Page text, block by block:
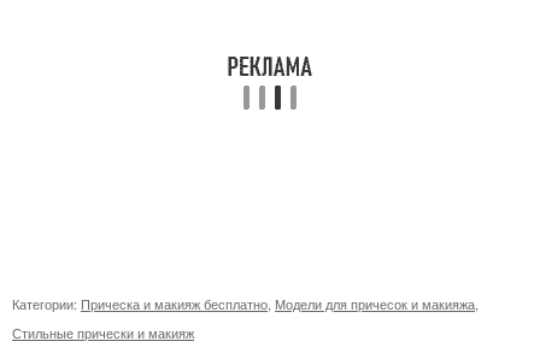
Категории: Прическа и макияж бесплатно Модели для причесок и макияжа
Стильные прически и макияж